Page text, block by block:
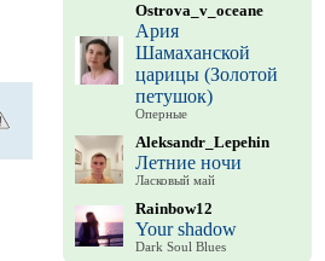
Ostrova_v_oceane
Ария
Шамаханской
царицы (Золотой
петушок)
Оперные
Aleksandr_Lepehin
Летние ночи
Ласковый май
Rainbow12
Your shadow
Dark Soul Blues